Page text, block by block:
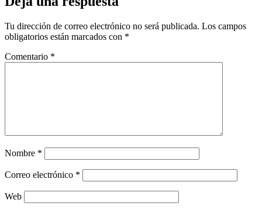
Tu dirección de correo electrónico no será publicada. Los campos
obligatorios están marcados con *
Comentario *
Nombre *
Correo electrónico *
Web